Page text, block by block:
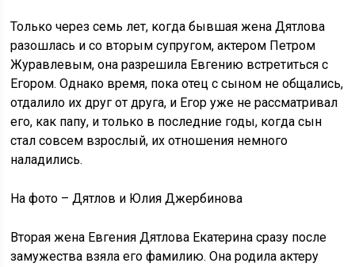
Только через семь лет, когда бывшая жена Дятлова
разошлась и со вторым супругом, актером Петром
Журавлевым, она разрешила Евгению встретиться с
Егором. Однако время, пока отец с сыном не общались,
отдалило их друг от друга, и Егор уже не рассматривал
его, как папу, и только в последние годы, когда сын
стал совсем взрослый, их отношения немного
наладились.
На фото – Дятлов и Юлия Джербинова
Вторая жена Евгения Дятлова Екатерина сразу после
замужества взяла его фамилию. Она родила актеру